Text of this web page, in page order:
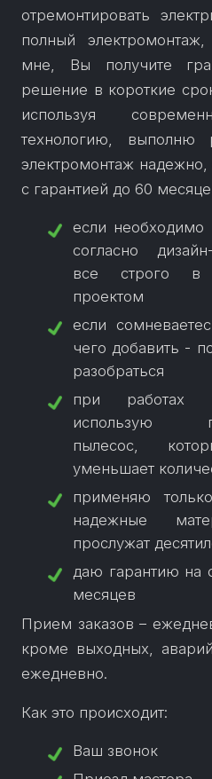
отремонтировать
полный
мне, Вы получите
решение в короткие
используя
технологию, выполню
электромонтаж надежно,
если необходимо
согласно
все строго в
если
чего добавить -
разобраться
при работах
использую
пылесос,
уменьшает
применяю
надежные
прослужат
даю гарантию на
Прием заказов –
кроме выходных,
ежедневно.
Как это происходит:
Ваш звонок